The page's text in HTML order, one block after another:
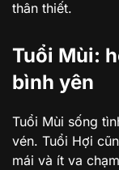
thân thiết.
Tuổi Mùi:
bình yên
Tuổi Mùi sống
vén. Tuổi Hợi
mái và ít va